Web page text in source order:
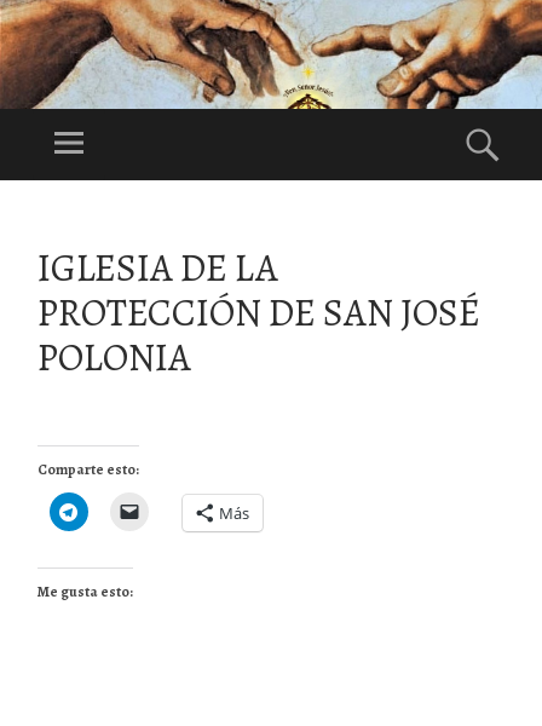
DI
NU
PA
DR
1°Domingo de
Menú
CONTENIDO
IGLESIA DE LA
PROTECCIÓN DE SAN JOSÉ
POLONIA
Comparte esto:
Más
Me gusta esto: